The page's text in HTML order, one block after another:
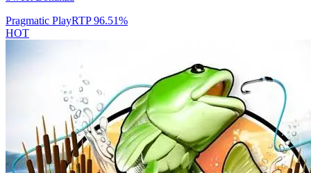
Pragmatic PlayRTP96.51%
HOT